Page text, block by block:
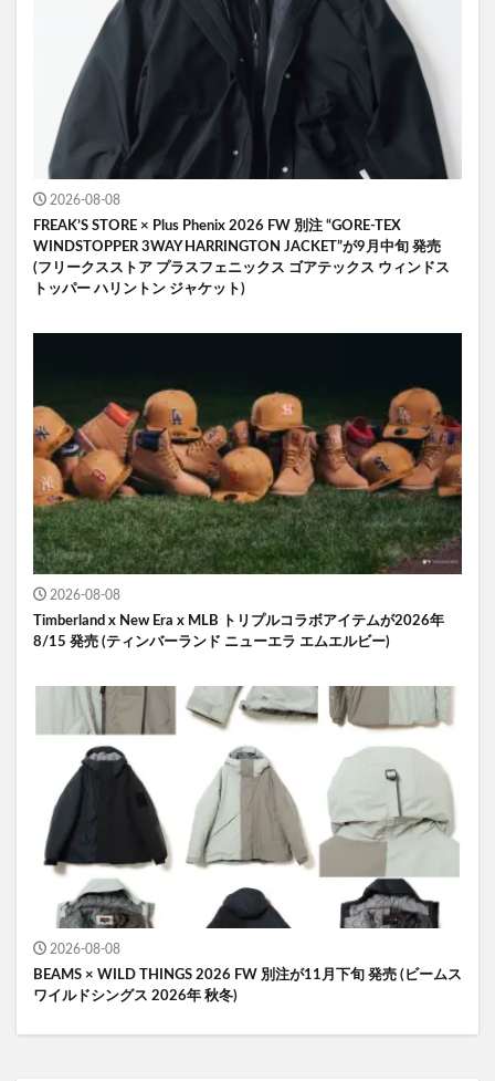
2026-08-08
FREAK’S STORE × Plus Phenix 2026 FW 別注 “GORE-TEX
WINDSTOPPER 3WAY HARRINGTON JACKET”が9月中旬 発売
(フリークスストア プラスフェニックス ゴアテックス ウィンドス
トッパー ハリントン ジャケット)
2026-08-08
Timberland x New Era x MLB トリプルコラボアイテムが2026年
8/15 発売 (ティンバーランド ニューエラ エムエルビー)
2026-08-08
BEAMS × WILD THINGS 2026 FW 別注が11月下旬 発売 (ビームス
ワイルドシングス 2026年 秋冬)